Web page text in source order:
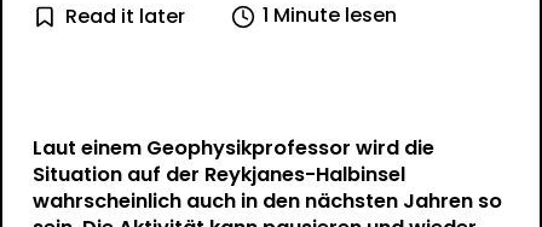
Read it later 1 Minute lesen
Laut einem Geophysikprofessor wird die
Situation auf der Reykjanes-Halbinsel
wahrscheinlich auch in den nächsten Jahren so